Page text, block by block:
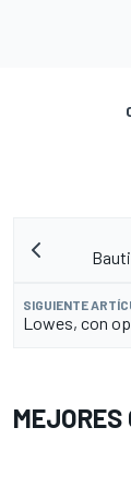
SIGUIENTE
Lowes, con
MEJORES